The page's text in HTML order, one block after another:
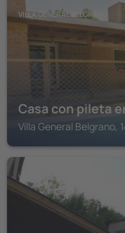
VILLA GENERAL BELGRANO
Casa con pileta
Villa General Belgrano,
VILLA GENERAL BELGRANO